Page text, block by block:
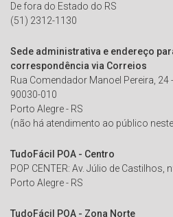
De fora do Estado do RS
(51) 2312-1130
Sede administrativa e endereço
correspondência via Correios
Rua Comendador Manoel Pereira,
90030-010
Porto Alegre - RS
(não há atendimento ao público
TudoFácil POA - Centro
POP CENTER: Av. Júlio de Castilhos,
Porto Alegre - RS
TudoFácil POA - Zona Norte